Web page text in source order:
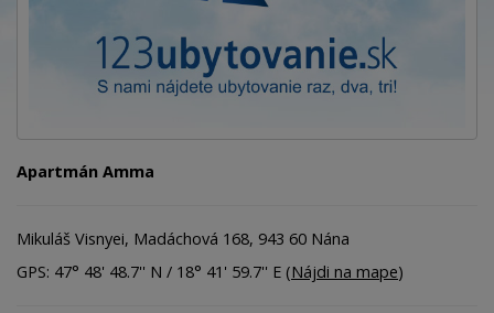
Apartmán Amma
Mikuláš Visnyei, Madáchová 168, 943 60 Nána
GPS: 47° 48' 48.7'' N / 18° 41' 59.7'' E (Nájdi na mape)